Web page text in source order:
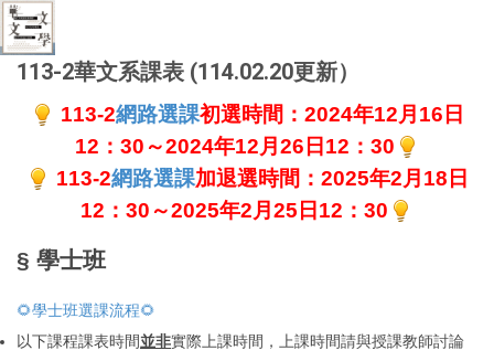
113-2華文系課表 (114.02.20更新）
113-2網路選課初選時間：2024年12月16日
12：30～2024年12月26日12：30
113-2網路選課加退選時間：2025年2月18日
12：30～2025年2月25日12：30
§ 學士班
🌻學士班選課流程🌻
以下課程課表時間並非實際上課時間，上課時間請與授課教師討論